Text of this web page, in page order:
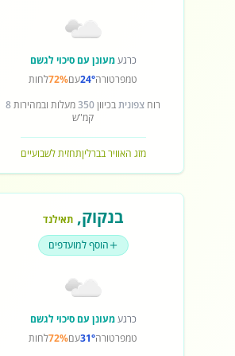
כרגעמעונן עם סיכוי לגשם
טמפרטורה24°עם72%לחות
רוח צפוניתבכיוון350מעלות ובמהירות8
קמ"ש
מזג האוויר בברליןתחזית לשבועיים
בנקוק,תאילנד
הוסף למועדפים
כרגעמעונן עם סיכוי לגשם
טמפרטורה31°עם72%לחות